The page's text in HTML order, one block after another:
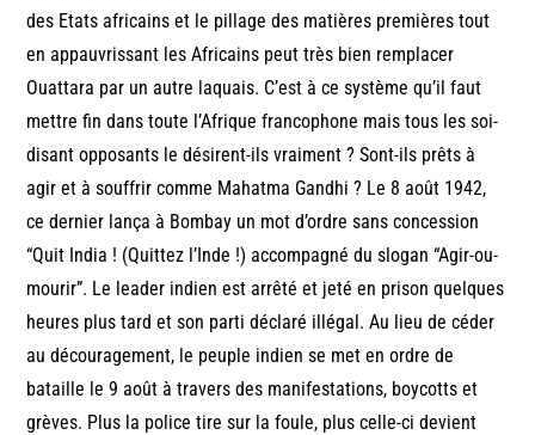
des Etats africains et le pillage des matières premières tout
en appauvrissant les Africains peut très bien remplacer
Ouattara par un autre laquais. C’est à ce système qu’il faut
mettre fin dans toute l’Afrique francophone mais tous les soi-
disant opposants le désirent-ils vraiment ? Sont-ils prêts à
agir et à souffrir comme Mahatma Gandhi ? Le 8 août 1942,
ce dernier lança à Bombay un mot d’ordre sans concession
“Quit India ! (Quittez l’Inde !) accompagné du slogan “Agir-ou-
mourir”. Le leader indien est arrêté et jeté en prison quelques
heures plus tard et son parti déclaré illégal. Au lieu de céder
au découragement, le peuple indien se met en ordre de
bataille le 9 août à travers des manifestations, boycotts et
grèves. Plus la police tire sur la foule, plus celle-ci devient